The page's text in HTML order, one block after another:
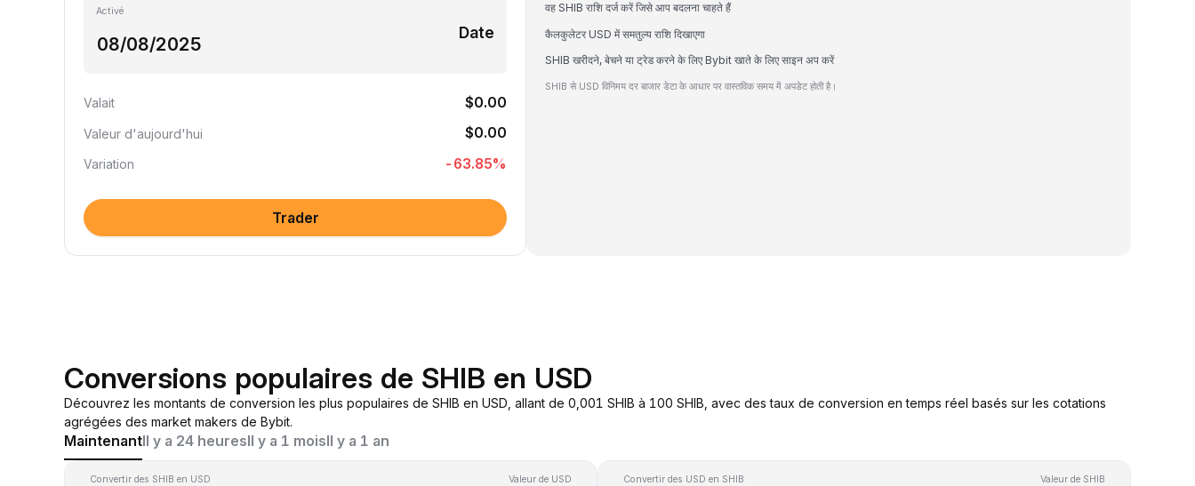
Activé
Date
Valait $0.00
Valeur d'aujourd'hui $0.00
Variation -63.85%
Trader
वह SHIB राशि दर्ज करें जिसे आप बदलना चाहते हैं
कैलकुलेटर USD में समतुल्य राशि दिखाएगा
SHIB खरीदने, बेचने या ट्रेड करने के लिए Bybit खाते के लिए साइन अप करें
SHIB से USD विनिमय दर बाजार डेटा के आधार पर वास्तविक समय में अपडेट होती है।
Conversions populaires de SHIB en USD
Découvrez les montants de conversion les plus populaires de SHIB en USD, allant de 0,001 SHIB à 100 SHIB, avec des taux de conversion en temps réel basés sur les cotations
agrégées des market makers de Bybit.
MaintenantIl y a 24 heuresIl y a 1 moisIl y a 1 an
Convertir des SHIB en USD Valeur de USD Convertir des USD en SHIB Valeur de SHIB